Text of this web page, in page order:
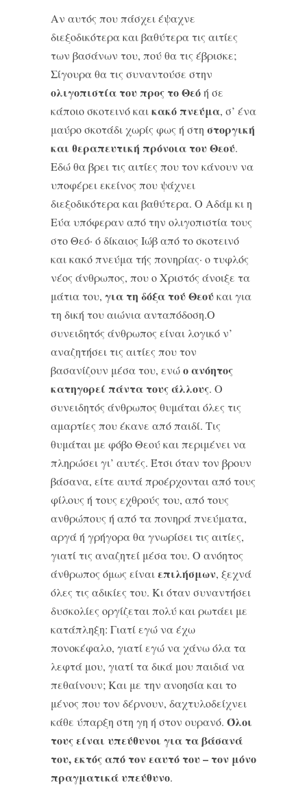
Αν αυτός που πάσχει έψαχνε
διεξοδικότερα και βαθύτερα τις αιτίες
των βασάνων του, πού θα τις έβρισκε;
Σίγουρα θα τις συναντούσε στην
ολιγοπιστία του προς το Θεόή σε
κάποιο σκοτεινό καικακό πνεύμα, σ’ ένα
μαύρο σκοτάδι χωρίς φως ή στη στοργική
και θεραπευτική πρόνοια του Θεού.
Εδώ θα βρει τις αιτίες που τον κάνουν να
υποφέρει εκείνος που ψάχνει
διεξοδικότερα και βαθύτερα. Ο Αδάμ κι η
Εύα υπόφεραν από την ολιγοπιστία τους
στο Θεό· ό δίκαιος Ιώβ από το σκοτεινό
και κακό πνεύμα τής πονηρίας· ο τυφλός
νέος άνθρωπος, που ο Χριστός άνοιξε τα
μάτια του, για τη δόξα τού Θεούκαι για
τη δική του αιώνια ανταπόδοση.Ο
συνειδητός άνθρωπος είναι λογικό ν’
αναζητήσει τις αιτίες που τον
βασανίζουν μέσα του, ενώο ανόητος
κατηγορεί πάντα τους άλλους. Ο
συνειδητός άνθρωπος θυμάται όλες τις
αμαρτίες που έκανε από παιδί. Τις
θυμάται με φόβο Θεού και περιμένει να
πληρώσει γι’ αυτές. Έτσι όταν τον βρουν
βάσανα, είτε αυτά προέρχονται από τους
φίλους ή τους εχθρούς του, από τους
ανθρώπους ή από τα πονηρά πνεύματα,
αργά ή γρήγορα θα γνωρίσει τις αιτίες,
γιατί τις αναζητεί μέσα του. Ο ανόητος
άνθρωπος όμως είναιεπιλήσμων, ξεχνά
όλες τις αδικίες του. Κι όταν συναντήσει
δυσκολίες οργίζεται πολύ και ρωτάει με
κατάπληξη: Γιατί εγώ να έχω
πονοκέφαλο, γιατί εγώ να χάνω όλα τα
λεφτά μου, γιατί τα δικά μου παιδιά να
πεθαίνουν; Και με την ανοησία και το
μένος που τον δέρνουν, δαχτυλοδείχνει
κάθε ύπαρξη στη γη ή στον ουρανό. Όλοι
τους είναι υπεύθυνοι για τα βάσανά
του, εκτός από τον εαυτό του – τον μόνο
πραγματικά υπεύθυνο.